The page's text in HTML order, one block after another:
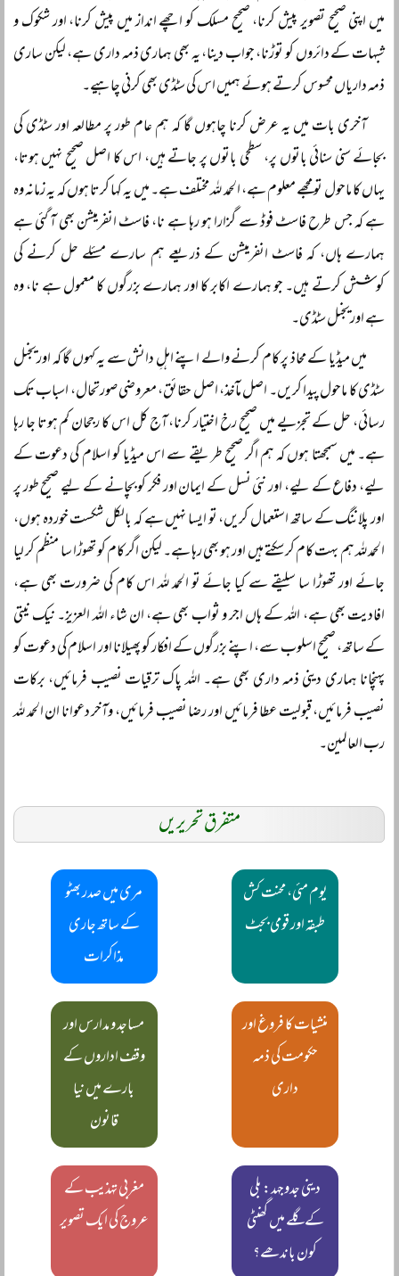
میں اپنی صحیح تصویر پیش کرنا، صحیح مسلک کو اچھے انداز میں پیش کرنا، اور شکوک و
شبہات کے دائروں کو توڑنا، جواب دینا، یہ بھی ہماری ذمہ داری ہے، لیکن ساری
ذمہ داریاں محسوس کرتے ہوئے ہمیں اس کی سٹڈی بھی کرنی چاہیے۔
آخری بات میں یہ عرض کرنا چاہوں گا کہ ہم عام طور پر مطالعہ اور سٹڈی کی
بجائے سنی سنائی باتوں پر، سطحی باتوں پر جاتے ہیں، اس کا اصل صحیح نہیں ہوتا،
یہاں کا ماحول تو مجھے معلوم ہے، الحمد للہ مختلف ہے۔ میں یہ کہا کرتا ہوں کہ یہ زمانہ وہ
ہے کہ جس طرح فاسٹ فوڈ سے گزارا ہو رہا ہے نا، فاسٹ انفرمیشن بھی آ گئی ہے
ہمارے ہاں، کہ فاسٹ انفرمیشن کے ذریعے ہم سارے مسئلے حل کرنے کی
کوشش کرتے ہیں۔ جو ہمارے اکابر کا اور ہمارے بزرگوں کا معمول ہے نا، وہ
ہے اوریجنل سٹڈی۔
میں میڈیا کے محاذ پر کام کرنے والے اپنے اہلِ دانش سے یہ کہوں گا کہ اوریجنل
سٹڈی کا ماحول پیدا کریں۔ اصل مآخذ، اصل حقائق، معروضی صورتحال، اسباب تک
رسائی، حل کے تجزیے میں صحیح رخ اختیار کرنا، آج کل اس کا رجحان کم ہوتا جا رہا
ہے۔ میں سمجھتا ہوں کہ ہم اگر صحیح طریقے سے اس میڈیا کو اسلام کی دعوت کے
لیے، دفاع کے لیے، اور نئی نسل کے ایمان اور فکر کو بچانے کے لیے صحیح طور پر
اور پلاننگ کے ساتھ استعمال کریں، تو ایسا نہیں ہے کہ بالکل شکست خوردہ ہوں،
الحمد للہ ہم بہت کام کر سکتے ہیں اور ہو بھی رہا ہے۔ لیکن اگر کام کو تھوڑا سا منظم کر لیا
جائے اور تھوڑا سا سلیقے سے کیا جائے تو الحمد للہ اس کام کی ضرورت بھی ہے،
افادیت بھی ہے، اللہ کے ہاں اجر و ثواب بھی ہے، ان شاء اللہ العزیز۔ نیک نیتی
کے ساتھ، صحیح اسلوب سے، اپنے بزرگوں کے افکار کو پھیلانا اور اسلام کی دعوت کو
پہنچانا ہماری دینی ذمہ داری بھی ہے۔ اللہ پاک ترقیات نصیب فرمائیں، برکات
نصیب فرمائیں، قبولیت عطا فرمائیں اور رضا نصیب فرمائیں، وآخر دعوانا ان الحمد للہ
رب العالمین۔
متفرق تحریریں
یوم مئی، محنت کش
طبقہ اور قومی بجٹ
مری میں صدر بھٹو
کے ساتھ جاری
مذاکرات
منشیات کا فروغ اور
حکومت کی ذمہ
داری
مساجد و مدارس اور
وقف اداروں کے
بارے میں نیا
قانون
دینی جدوجہد: بلی
کے گلے میں گھنٹی
کون باندھے؟
مغربی تہذیب کے
عروج کی ایک تصویر